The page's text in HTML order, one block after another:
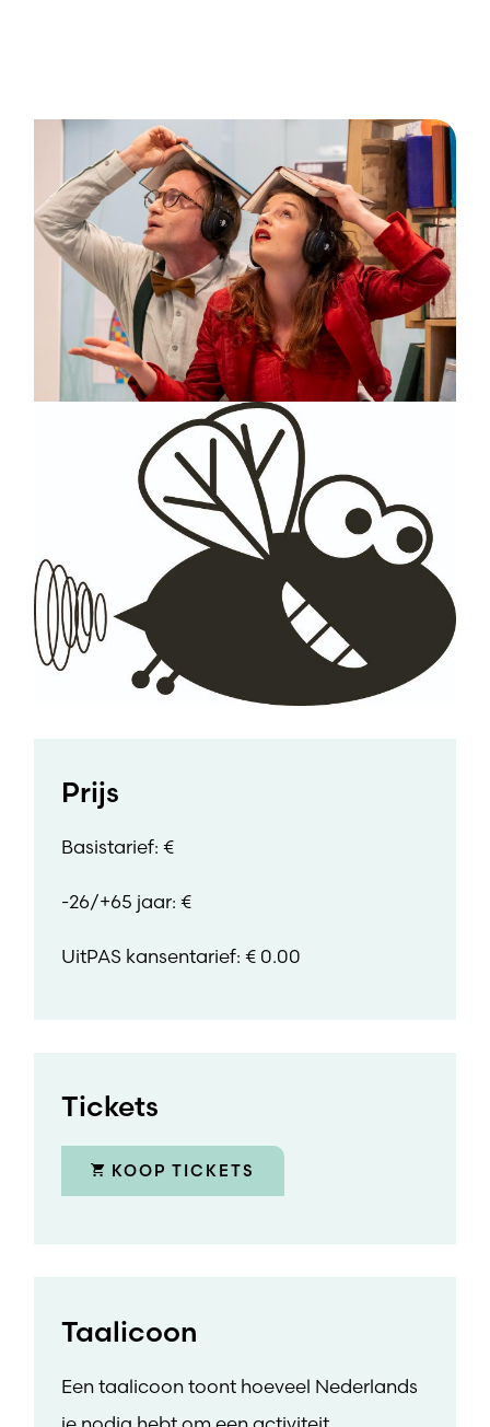
Prijs
Basistarief: €
-26/+65 jaar: €
UitPAS kansentarief: € 0.00
Tickets
KOOP TICKETS
Taalicoon
Een taalicoon toont hoeveel Nederlands